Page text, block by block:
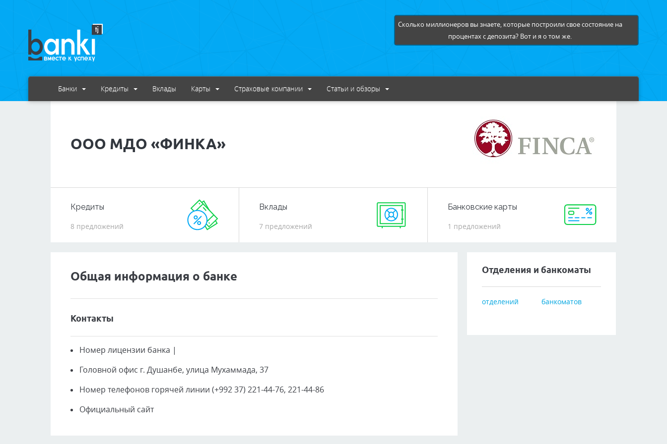
Сколько миллионеров вы знаете, которые построили свое состояние на
процентах с депозита? Вот и я о том же.
Банки Кредиты Вклады Карты Страховые компании Статьи и обзоры
ООО МДО «ФИНКА»
Кредиты
8 предложений
Вклады
7 предложений
Банковские карты
1 предложений
Общая информация о банке
Контакты
Номер лицензии банка |
Головной офис г. Душанбе, улица Мухаммада, 37
Номер телефонов горячей линии (+992 37) 221-44-76, 221-44-86
Официальный сайт
Отделения и банкоматы
отделений банкоматов